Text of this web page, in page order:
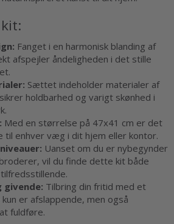
Fanget i en harmonisk blanding af
afspejler åndeligheden i det stille
Sættet indeholder materialer af
holdbarhed og varigt skønhed i
Med en størrelse på 47x41 cm er det
til enhver væg i dit hjem eller kontor.
Uanset om du er nybegynder
vil du finde dette kit både
givende: Tilbring din fritid med et
er afslappende, men også
fuldføre.